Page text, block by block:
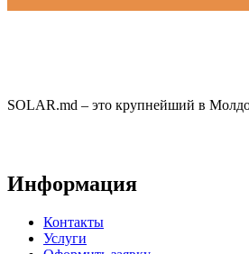
SOLAR.md – это крупнейший в
Информация
Контакты
Услуги